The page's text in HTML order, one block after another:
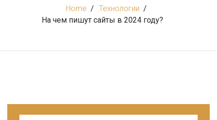
Home
Технологии
На чем пишут сайты в 2024 году?